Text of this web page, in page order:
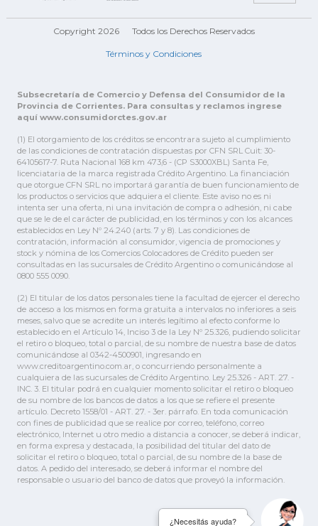
Copyright 2026 Todos los Derechos Reservados
Términos y Condiciones
Subsecretaría de Comercio y Defensa del Consumidor de la
Provincia de Corrientes. Para consultas y reclamos ingrese
aquí www.consumidorctes.gov.ar
(1) El otorgamiento de los créditos se encontrara sujeto al cumplimiento
de las condiciones de contratación dispuestas por CFN SRL Cuit: 30-
64105617-7. Ruta Nacional 168 km 473,6 - (CP S3000XBL) Santa Fe,
licenciataria de la marca registrada Crédito Argentino. La financiación
que otorgue CFN SRL no importará garantía de buen funcionamiento de
los productos o servicios que adquiera el cliente. Este aviso no es ni
intenta ser una oferta, ni una invitación de compra o adhesión, ni cabe
que se le de el carácter de publicidad, en los términos y con los alcances
establecidos en Ley Nº 24.240 (arts. 7 y 8). Las condiciones de
contratación, información al consumidor, vigencia de promociones y
stock y nómina de los Comercios Colocadores de Crédito pueden ser
consultadas en las sucursales de Crédito Argentino o comunicándose al
0800 555 0090.
(2) El titular de los datos personales tiene la facultad de ejercer el derecho
de acceso a los mismos en forma gratuita a intervalos no inferiores a seis
meses, salvo que se acredite un interés legítimo al efecto conforme lo
establecido en el Artículo 14, Inciso 3 de la Ley Nº 25.326, pudiendo solicitar
el retiro o bloqueo, total o parcial, de su nombre de nuestra base de datos
comunicándose al 0342-4500901, ingresando en
www.creditoargentino.com.ar, o concurriendo personalmente a
cualquiera de las sucursales de Crédito Argentino. Ley 25.326 - ART. 27. -
INC. 3. El titular podrá en cualquier momento solicitar el retiro o bloqueo
de su nombre de los bancos de datos a los que se refiere el presente
artículo. Decreto 1558/01 - ART. 27. - 3er. párrafo. En toda comunicación
con fines de publicidad que se realice por correo, teléfono, correo
electrónico, Internet u otro medio a distancia a conocer, se deberá indicar,
en forma expresa y destacada, la posibilidad del titular del dato de
solicitar el retiro o bloqueo, total o parcial, de su nombre de la base de
datos. A pedido del interesado, se deberá informar el nombre del
responsable o usuario del banco de datos que proveyó la información.
¿Necesitás ayuda?